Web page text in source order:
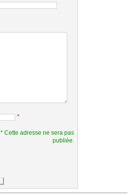
*
* Cette adresse ne sera pas
publiée.